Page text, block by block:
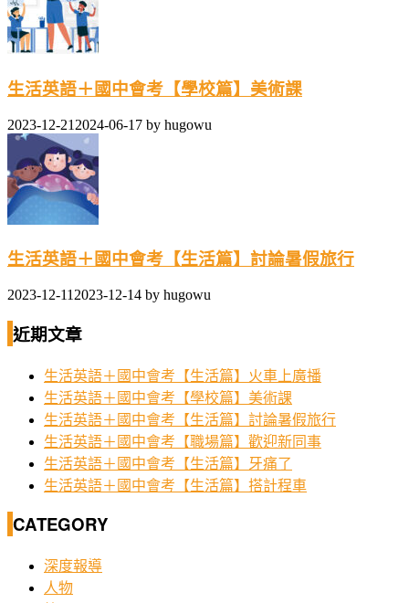
生活英語＋國中會考【學校篇】美術課
2023-12-21 2024-06-17 by hugowu
生活英語＋國中會考【生活篇】討論暑假旅行
2023-12-11 2023-12-14 by hugowu
近期文章
生活英語＋國中會考【生活篇】火車上廣播
生活英語＋國中會考【學校篇】美術課
生活英語＋國中會考【生活篇】討論暑假旅行
生活英語＋國中會考【職場篇】歡迎新同事
生活英語＋國中會考【生活篇】牙痛了
生活英語＋國中會考【生活篇】搭計程車
CATEGORY
深度報導
人物